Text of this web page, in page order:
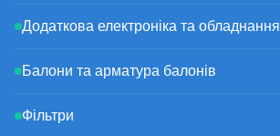
Додаткова електроніка та обладнання
Балони та арматура балонів
Фільтри